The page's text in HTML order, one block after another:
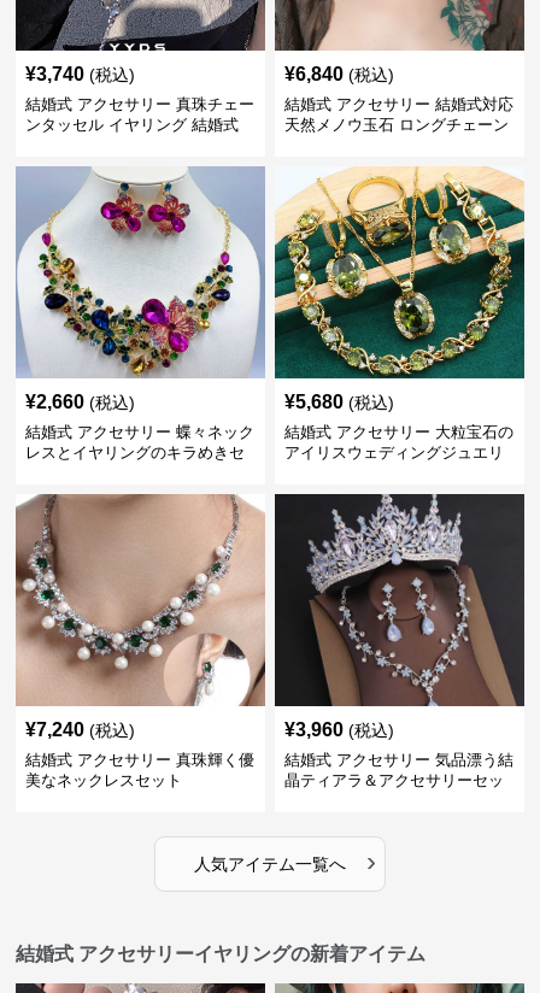
¥3,740 (税込)
結婚式 アクセサリー 真珠チェー
ンタッセル イヤリング 結婚式
¥6,840 (税込)
結婚式 アクセサリー 結婚式対応
天然メノウ玉石 ロングチェーン
¥2,660 (税込)
結婚式 アクセサリー 蝶々ネック
レスとイヤリングのキラめきセ
¥5,680 (税込)
結婚式 アクセサリー 大粒宝石の
アイリスウェディングジュエリ
¥7,240 (税込)
結婚式 アクセサリー 真珠輝く優
美なネックレスセット
¥3,960 (税込)
結婚式 アクセサリー 気品漂う結
晶ティアラ＆アクセサリーセッ
人気アイテム一覧へ ›
結婚式 アクセサリーイヤリングの新着アイテム